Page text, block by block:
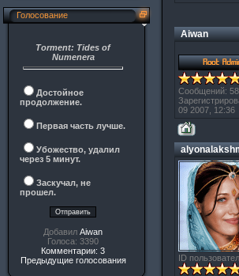
Голосование
Torment: Tides of
Numenera
Достойное
продолжение.
Первая часть лучше.
Убожество, удалил
через 5 минут.
Заскучал, не
прошел.
Добавил Aiwan
Голоса: 3390
Комментарии: 3
Предыдущие голосования
Aiwan
Сообщений:
09 2007, 12:36
ID